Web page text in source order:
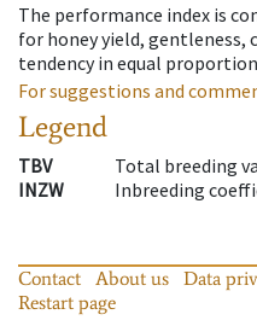
The performance index is
for honey yield, gentleness,
tendency in equal
For suggestions and
Legend
TBV
Total breeding
INZW
Inbreeding
Contact About us Data
Restart page